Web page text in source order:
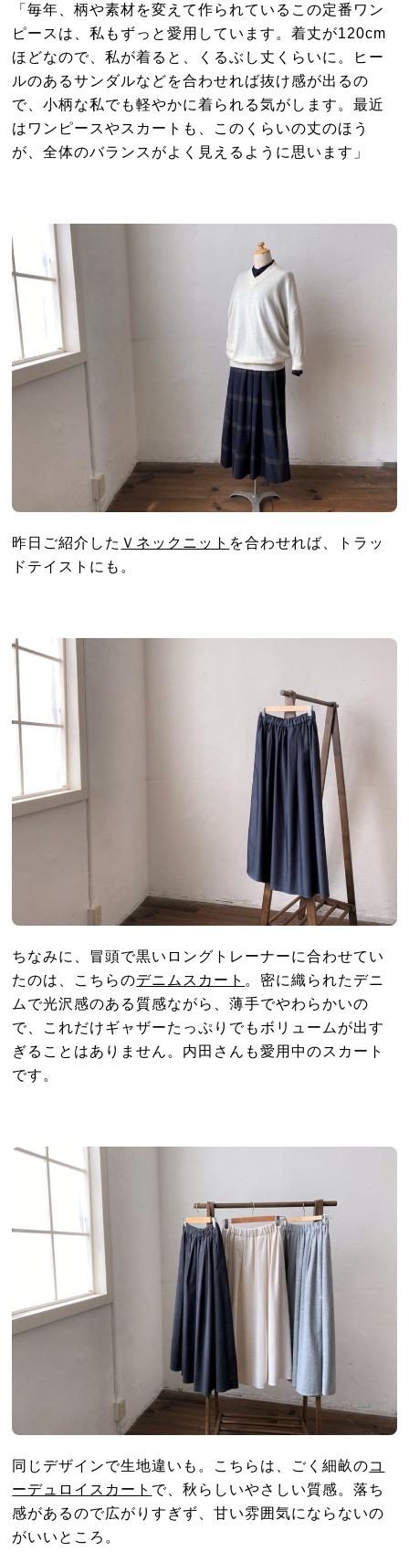
「毎年、柄や素材を変えて作られているこの定番ワン
ピースは、私もずっと愛用しています。着丈が120cm
ほどなので、私が着ると、くるぶし丈くらいに。ヒー
ルのあるサンダルなどを合わせれば抜け感が出るの
で、小柄な私でも軽やかに着られる気がします。最近
はワンピースやスカートも、このくらいの丈のほう
が、全体のバランスがよく見えるように思います」
昨日ご紹介した Ｖネックニット を合わせれば、トラッ
ドテイストにも。
ちなみに、冒頭で黒いロングトレーナーに合わせてい
たのは、こちらのデニムスカート 。密に織られたデニ
ムで光沢感のある質感ながら、薄手でやわらかいの
で、これだけギャザーたっぷりでもボリュームが出す
ぎることはありません。内田さんも愛用中のスカート
です。
同じデザインで生地違いも。こちらは、ごく細畝のコ
ーデュロイスカート で、秋らしいやさしい質感。落ち
感があるので広がりすぎず、甘い雰囲気にならないの
がいいところ。